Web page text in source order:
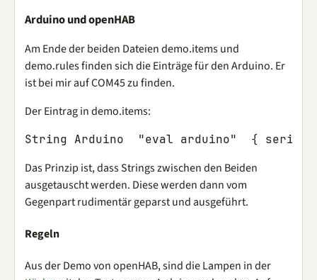
Arduino und openHAB
Am Ende der beiden Dateien demo.items und
demo.rules finden sich die Einträge für den Arduino. Er
ist bei mir auf COM45 zu finden.
Der Eintrag in demo.items:
String Arduino "eval arduino" { serial
Das Prinzip ist, dass Strings zwischen den Beiden
ausgetauscht werden. Diese werden dann vom
Gegenpart rudimentär geparst und ausgeführt.
Regeln
Aus der Demo von openHAB, sind die Lampen in der